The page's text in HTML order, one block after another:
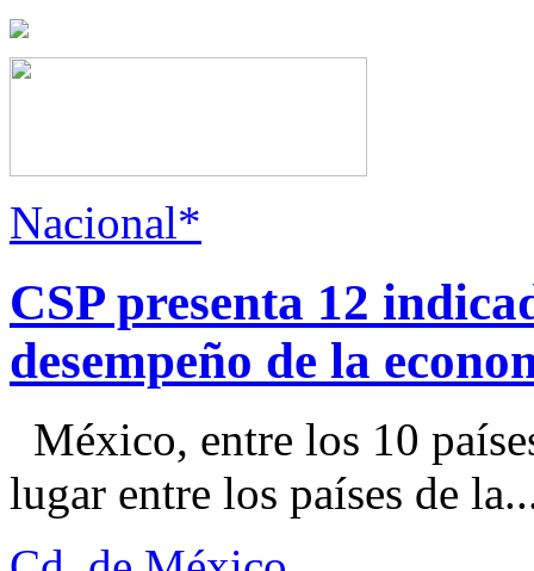
Nacional*
CSP presenta 12
desempeño de la
México, entre los 10
lugar entre los países de